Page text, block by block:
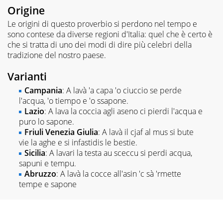
Origine
Le origini di questo proverbio si perdono nel tempo e
sono contese da diverse regioni d'Italia: quel che è certo è
che si tratta di uno dei modi di dire più celebri della
tradizione del nostro paese.
Varianti
Campania: A lavà 'a capa 'o ciuccio se perde
l'acqua, 'o tiempo e 'o ssapone.
Lazio: A lava la coccia agli aseno ci pierdi l'acqua e
puro lo sapone.
Friuli Venezia Giulia: A lavà il cjaf al mus si bute
vie la aghe e si infastidis le bestie.
Sicilia: A lavari la testa au sceccu si perdi acqua,
sapuni e tempu.
Abruzzo: A lavà la cocce all'asin 'c sà 'rmette
tempe e sapone